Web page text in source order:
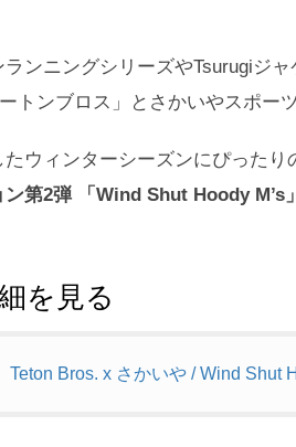
ランニングシリーズやTsurugiジ
トンブロス」とさかいやスポー
ウィンターシーズンにぴったり
第2弾 「Wind Shut Hoody M’s
を見る
Teton Bros. x さかいや / Wind Shut